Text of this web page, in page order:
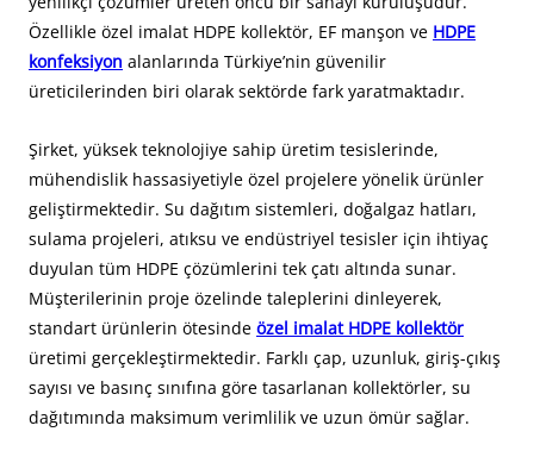
Özellikle özel imalat HDPE kollektör, EF manşon ve HDPE
konfeksiyon alanlarında Türkiye’nin güvenilir
üreticilerinden biri olarak sektörde fark yaratmaktadır.
Şirket, yüksek teknolojiye sahip üretim tesislerinde,
mühendislik hassasiyetiyle özel projelere yönelik ürünler
geliştirmektedir. Su dağıtım sistemleri, doğalgaz hatları,
sulama projeleri, atıksu ve endüstriyel tesisler için ihtiyaç
duyulan tüm HDPE çözümlerini tek çatı altında sunar.
Müşterilerinin proje özelinde taleplerini dinleyerek,
standart ürünlerin ötesinde özel imalat HDPE kollektör
üretimi gerçekleştirmektedir. Farklı çap, uzunluk, giriş-çıkış
sayısı ve basınç sınıfına göre tasarlanan kollektörler, su
dağıtımında maksimum verimlilik ve uzun ömür sağlar.